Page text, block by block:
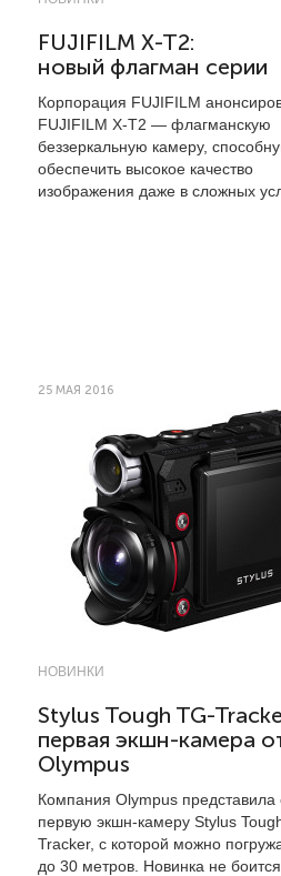
FUJIFILM X-T2:
новый флагман серии
Корпорация FUJIFILM
FUJIFILM X-T2 — флагманскую
беззеркальную камеру,
обеспечить высокое качество
изображения даже в сложных
25 МАЯ 2016
НОВИНКИ
Stylus Tough TG-
первая экшн-камера
Olympus
Компания Olympus представила
первую экшн-камеру Stylus
Tracker, с которой можно
до 30 метров. Новинка не